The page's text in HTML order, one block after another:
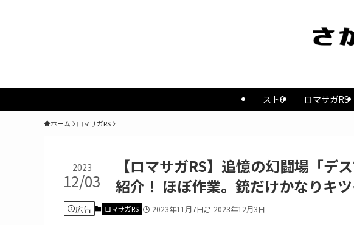
スト6 ロマサガRS
ホーム ロマサガRS
【ロマサガRS】追憶の幻闘場「デ
紹介！ ほぼ作業。銃だけかなりキ
2023
12/03
広告 ロマサガRS 2023年11月7日 2023年12月3日